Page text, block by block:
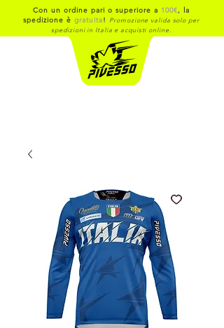
Con un ordine pari o superiore a 100€, la
spedizione ègratuita! Promozione valida solo per
spedizioni in Italia e acquisti online.